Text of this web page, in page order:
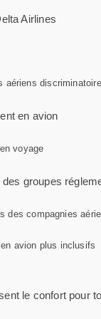
Airlines
aériens
en avion
voyage
groupes
des compagnies
avion plus inclusifs
le confort pour